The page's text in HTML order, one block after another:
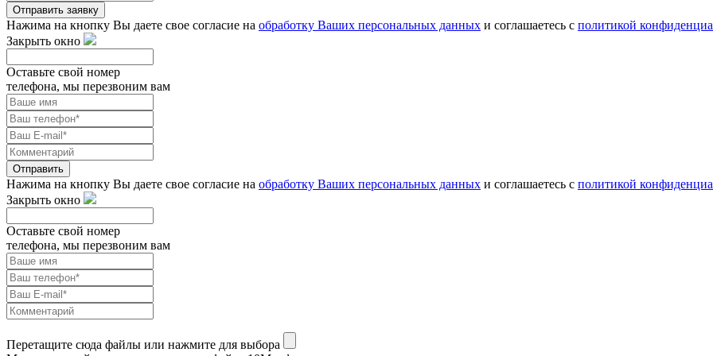
Отправить заявку
Нажима на кнопку Вы даете свое согласие на обработку Ваших персональных данных и соглашаетесь с политикой
Закрыть окно
Оставьте свой номер
телефона, мы перезвоним вам
Отправить
Нажима на кнопку Вы даете свое согласие на обработку Ваших персональных данных и соглашаетесь с политикой
Закрыть окно
Оставьте свой номер
телефона, мы перезвоним вам
Перетащите сюда файлы или нажмите для выбора